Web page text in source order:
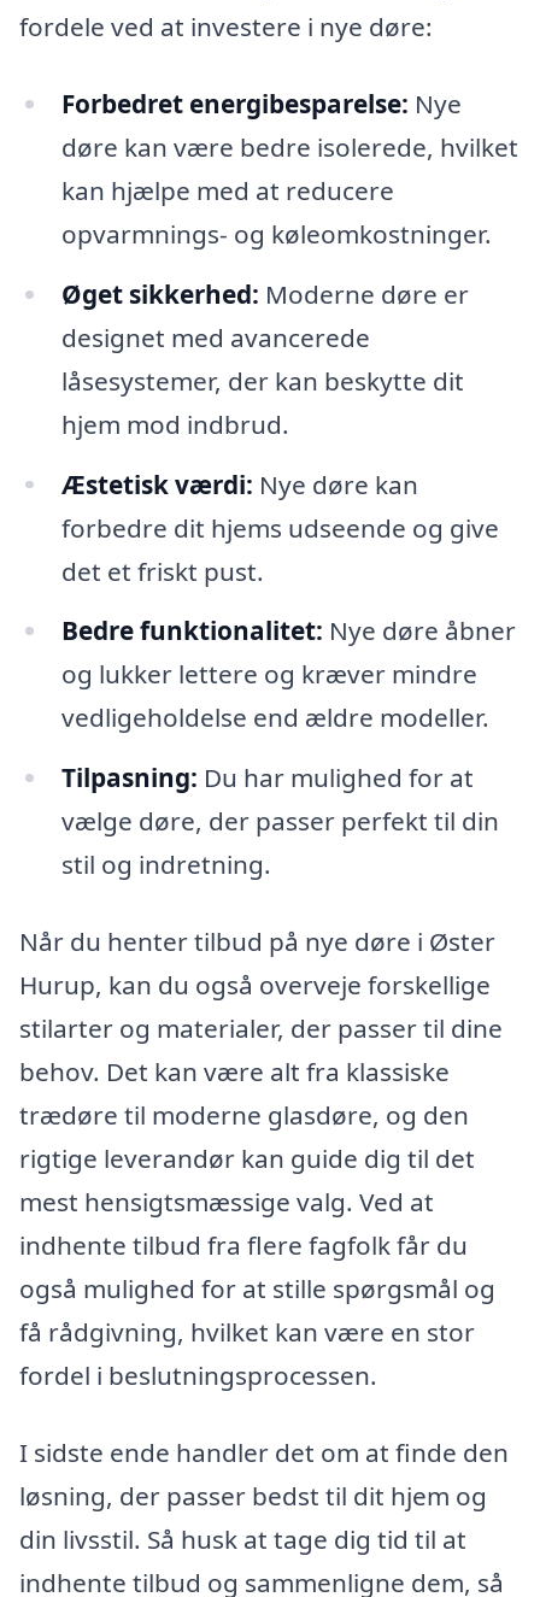
fordele ved at investere i nye døre:
Forbedret energibesparelse: Nye
døre kan være bedre isolerede, hvilket
kan hjælpe med at reducere
opvarmnings- og køleomkostninger.
Øget sikkerhed: Moderne døre er
designet med avancerede
låsesystemer, der kan beskytte dit
hjem mod indbrud.
Æstetisk værdi: Nye døre kan
forbedre dit hjems udseende og give
det et friskt pust.
Bedre funktionalitet: Nye døre åbner
og lukker lettere og kræver mindre
vedligeholdelse end ældre modeller.
Tilpasning: Du har mulighed for at
vælge døre, der passer perfekt til din
stil og indretning.
Når du henter tilbud på nye døre i Øster
Hurup, kan du også overveje forskellige
stilarter og materialer, der passer til dine
behov. Det kan være alt fra klassiske
trædøre til moderne glasdøre, og den
rigtige leverandør kan guide dig til det
mest hensigtsmæssige valg. Ved at
indhente tilbud fra flere fagfolk får du
også mulighed for at stille spørgsmål og
få rådgivning, hvilket kan være en stor
fordel i beslutningsprocessen.
I sidste ende handler det om at finde den
løsning, der passer bedst til dit hjem og
din livsstil. Så husk at tage dig tid til at
indhente tilbud og sammenligne dem, så